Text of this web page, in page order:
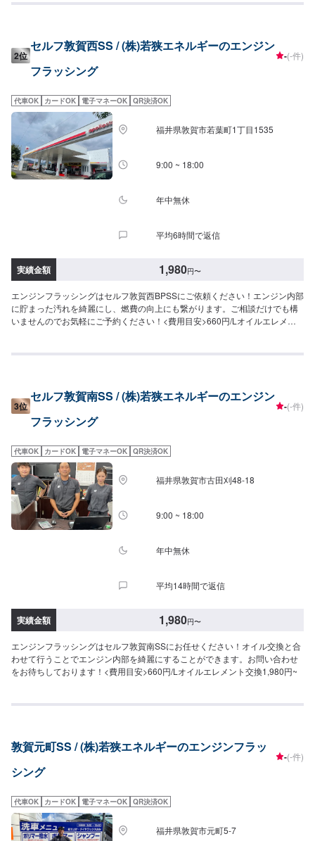
2位
セルフ敦賀西SS / (株)若狭エネルギーのエンジン
フラッシング
-(-件)
代車OK カードOK 電子マネーOK QR決済OK
福井県敦賀市若葉町1丁目1535
9:00 ~ 18:00
年中無休
平均6時間で返信
実績金額 1,980円〜
エンジンフラッシングはセルフ敦賀西BPSSにご依頼ください！エンジン内部
に貯まった汚れを綺麗にし、燃費の向上にも繋がります。ご相談だけでも構
いませんのでお気軽にご予約ください！<費用目安>660円/Lオイルエレメン
3位
セルフ敦賀南SS / (株)若狭エネルギーのエンジン
フラッシング
-(-件)
代車OK カードOK 電子マネーOK QR決済OK
福井県敦賀市古田刈48-18
9:00 ~ 18:00
年中無休
平均14時間で返信
実績金額 1,980円〜
エンジンフラッシングはセルフ敦賀南SSにお任せください！オイル交換と合
わせて行うことでエンジン内部を綺麗にすることができます。お問い合わせ
をお待ちしております！<費用目安>660円/Lオイルエレメント交換1,980円~
敦賀元町SS / (株)若狭エネルギーのエンジンフラッ
シング
-(-件)
代車OK カードOK 電子マネーOK QR決済OK
福井県敦賀市元町5-7